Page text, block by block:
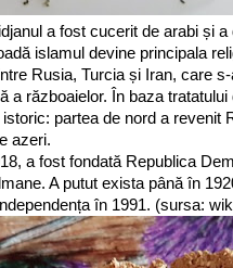
a fost cucerit de arabi și
islamul devine principala
Rusia, Turcia și Iran, care
a războaielor. În baza
partea de nord a revenit
azeri.
a fost fondată Republica
A putut exista până în
în 1991. (sursa: